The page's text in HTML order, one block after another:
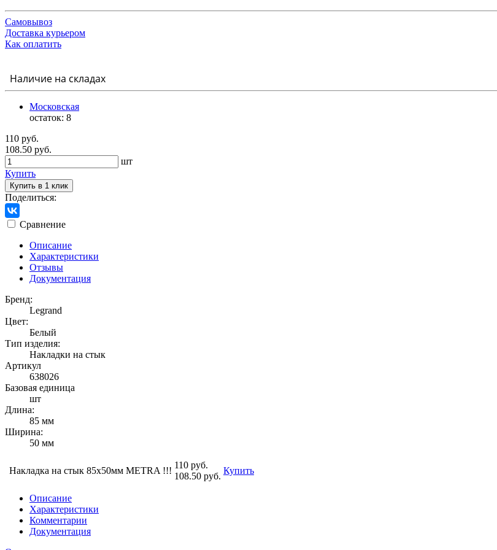
Самовывоз
Доставка курьером
Как оплатить
Наличие на складах
Московская
остаток: 8
110 руб.
108.50 руб.
шт
Купить
Купить в 1 клик
Поделиться:
Сравнение
Описание
Характеристики
Отзывы
Документация
Бренд:
Legrand
Цвет:
Белый
Тип изделия:
Накладки на стык
Артикул
638026
Базовая единица
шт
Длина:
85 мм
Ширина:
50 мм
Накладка на стык 85х50мм METRA !!!
110 руб.
108.50 руб.
Купить
Описание
Характеристики
Комментарии
Документация